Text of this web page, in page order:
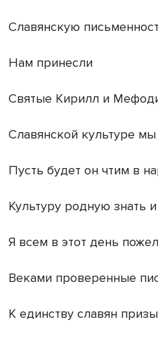
Славянскую
Нам принесли
Святые Кирилл и
Славянской культуре
Пусть будет он чтим в
Культуру родную знать
Я всем в этот день
Веками проверенные
К единству славян